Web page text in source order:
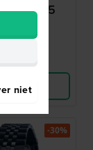
€ 189,95
Product
-30%
niet